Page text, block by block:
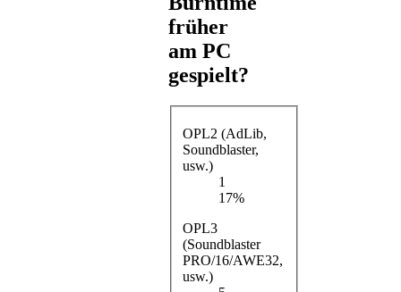
früher
am PC
gespielt?
OPL2 (AdLib,
Soundblaster,
usw.)
1
17%
OPL3
(Soundblaster
PRO/16/AWE32,
usw.)